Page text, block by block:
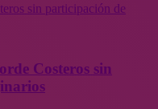
sin participación de
Costeros sin